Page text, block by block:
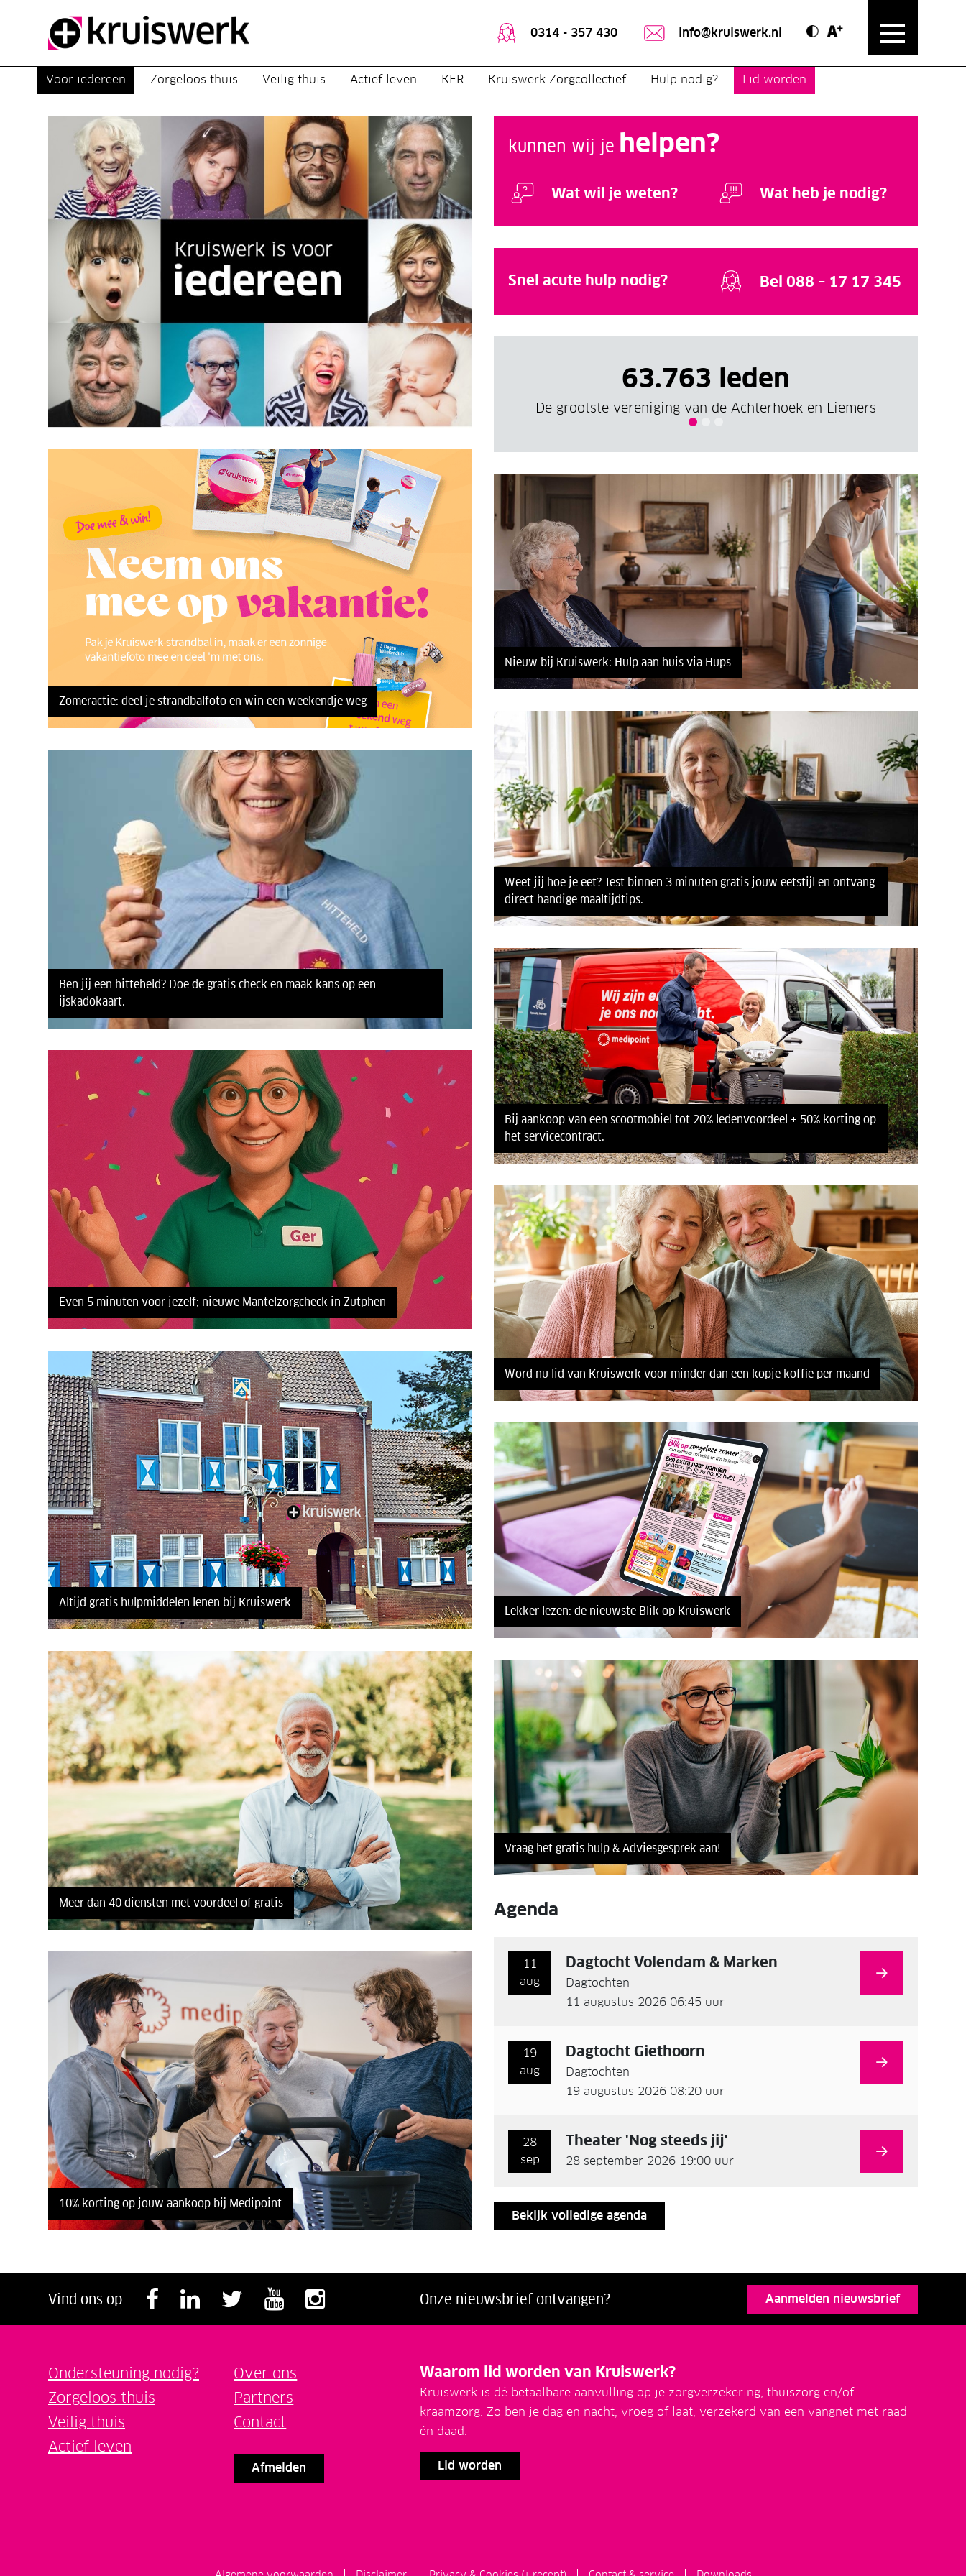
Direct door naar content 0314 - 357 430 info@kruiswerk.nl Contrast modus
Text vergroten
Voor iedereen Zorgeloos thuis Veilig thuis Actief leven KER Kruiswerk Zorgcollectief Hulp nodig? Lid worden
Kruiswerk is voor iedereen
Zomeractie: deel je strandbalfoto en win een weekendje weg
Ben jij een hitteheld? Doe de gratis check en maak kans op een
ijskadokaart.
Even 5 minuten voor jezelf; nieuwe Mantelzorgcheck in Zutphen
Altijd gratis hulpmiddelen lenen bij Kruiswerk
Meer dan 40 diensten met voordeel of gratis
10% korting op jouw aankoop bij Medipoint
kunnen wij je helpen?
Wat wil je weten? Wat heb je nodig?
Snel acute hulp nodig? Bel 088 – 17 17 345
€ 2,21 per maand
Als je ons nodig hebt, staan wij voor je klaar
Nieuw bij Kruiswerk: Hulp aan huis via Hups
Weet jij hoe je eet? Test binnen 3 minuten gratis jouw eetstijl en ontvang
direct handige maaltijdtips.
Bij aankoop van een scootmobiel tot 20% ledenvoordeel + 50% korting op
het servicecontract.
Word nu lid van Kruiswerk voor minder dan een kopje koffie per maand
Lekker lezen: de nieuwste Blik op Kruiswerk
Vraag het gratis hulp & Adviesgesprek aan!
Agenda
11
aug
Dagtocht Volendam & Marken
Dagtochten
11 augustus 2026 06:45 uur
19
aug
Dagtocht Giethoorn
Dagtochten
19 augustus 2026 08:20 uur
28
sep
Theater 'Nog steeds jij'
28 september 2026 19:00 uur
Bekijk volledige agenda
Vind ons op Volg ons op Facebook
Volg ons op LinkedIn
Volg ons op Twitter
Volg ons op Youtube
Volg ons op Instagram
Onze nieuwsbrief ontvangen? Aanmelden nieuwsbrief
Ondersteuning nodig?
Zorgeloos thuis
Veilig thuis
Actief leven
Over ons
Partners
Contact
Afmelden
Waarom lid worden van Kruiswerk?
Kruiswerk is dé betaalbare aanvulling op je zorgverzekering, thuiszorg en/of
kraamzorg. Zo ben je dag en nacht, vroeg of laat, verzekerd van een vangnet met raad
én daad.
Lid worden